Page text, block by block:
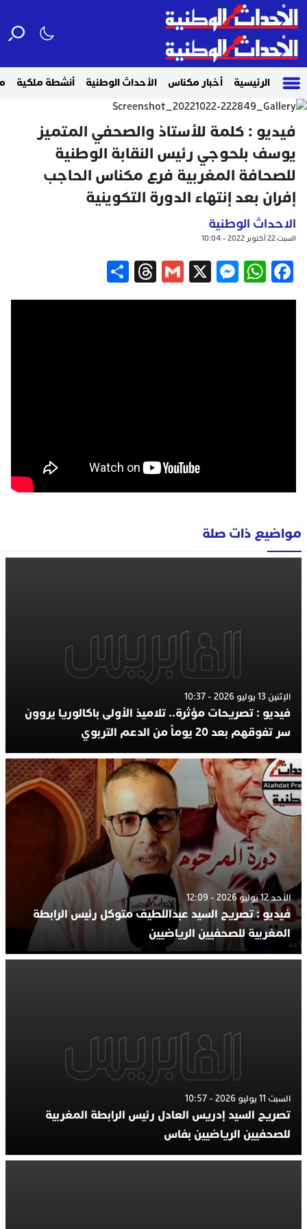
الرئيسية أخبار مكناس الأحداث الوطنية أنشطة ملكية
فيديو : كلمة للأستاذ والصحفي المتميز
يوسف بلحوجي رئيس النقابة الوطنية
للصحافة المغربية فرع مكناس الحاجب
إفران بعد إنتهاء الدورة التكوينية
الاحداث الوطنية
السبت 22 أكتوبر 2022 - 10:04
Facebook
WhatsApp
Messenger
X
Gmail
Threads
مواضيع ذات صلة
الإثنين 13 يوليو 2026 - 10:37
فيديو : تصريحات مؤثرة.. تلاميذ الأولى باكالوريا يروون
سر تفوقهم بعد 20 يوماً من الدعم التربوي
الأحد 12 يوليو 2026 - 12:09
فيديو : تصريح السيد عبداللطيف متوكل رئيس الرابطة
المغربية للصحفيين الرياضيين
السبت 11 يوليو 2026 - 10:57
تصريح السيد إدريس العادل رئيس الرابطة المغربية
للصحفيين الرياضيين بفاس